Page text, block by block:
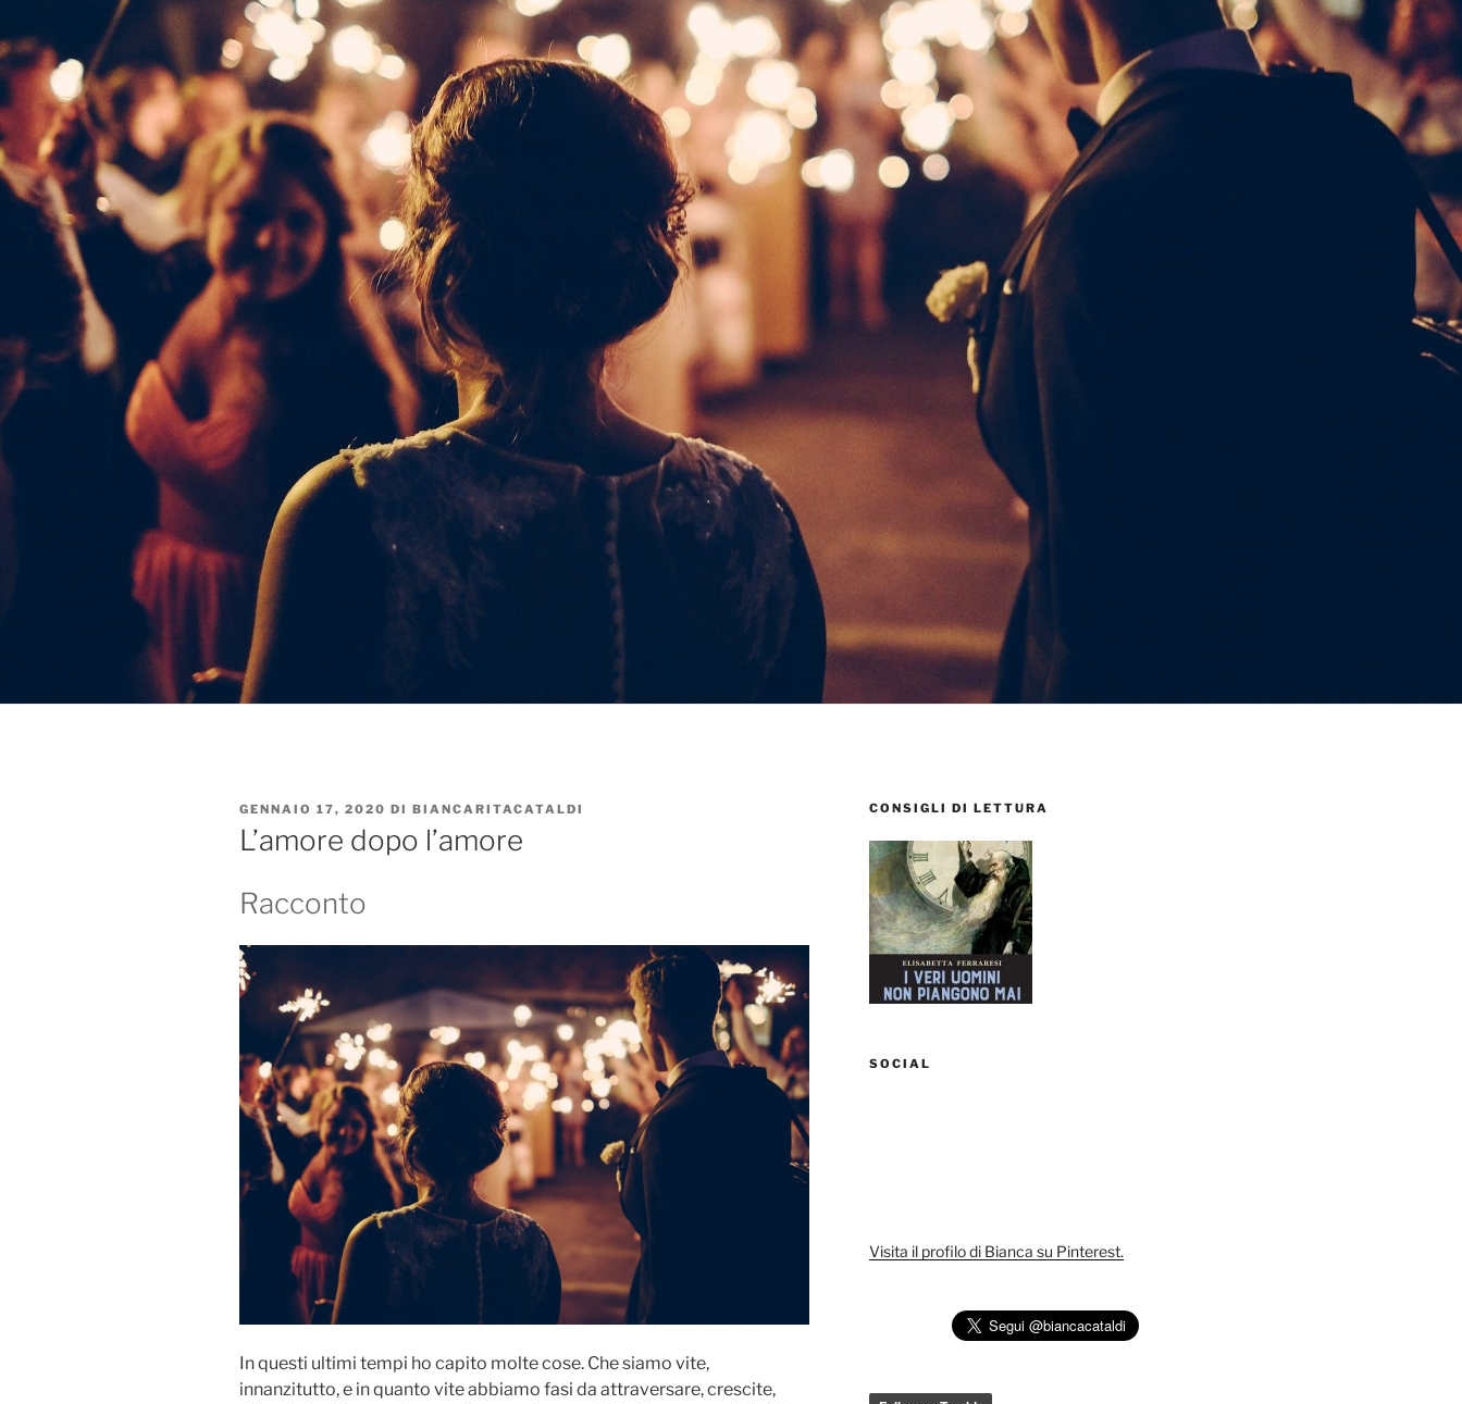
PUBBLICATO
IL
GENNAIO 17, 2020 DI BIANCARITACATALDI
L’amore dopo l’amore
Racconto
In questi ultimi tempi ho capito molte cose. Che siamo vite,
innanzitutto, e in quanto vite abbiamo fasi da attraversare, crescite,
CONSIGLI DI LETTURA
SOCIAL
Visita il profilo di Bianca su Pinterest.